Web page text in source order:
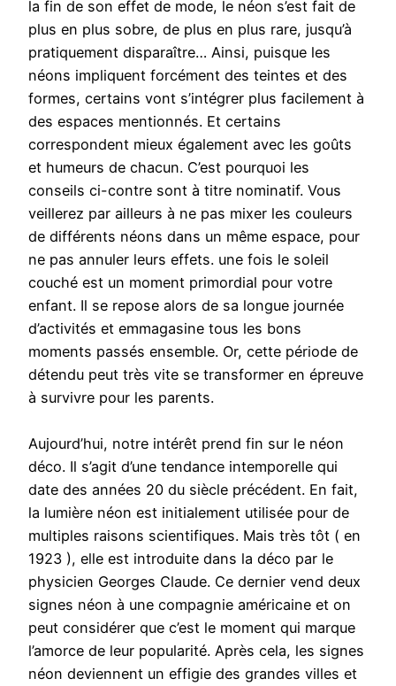
la fin de son effet de mode, le néon s’est fait de
plus en plus sobre, de plus en plus rare, jusqu’à
pratiquement disparaître… Ainsi, puisque les
néons impliquent forcément des teintes et des
formes, certains vont s’intégrer plus facilement à
des espaces mentionnés. Et certains
correspondent mieux également avec les goûts
et humeurs de chacun. C’est pourquoi les
conseils ci-contre sont à titre nominatif. Vous
veillerez par ailleurs à ne pas mixer les couleurs
de différents néons dans un même espace, pour
ne pas annuler leurs effets. une fois le soleil
couché est un moment primordial pour votre
enfant. Il se repose alors de sa longue journée
d’activités et emmagasine tous les bons
moments passés ensemble. Or, cette période de
détendu peut très vite se transformer en épreuve
à survivre pour les parents.
Aujourd’hui, notre intérêt prend fin sur le néon
déco. Il s’agit d’une tendance intemporelle qui
date des années 20 du siècle précédent. En fait,
la lumière néon est initialement utilisée pour de
multiples raisons scientifiques. Mais très tôt ( en
1923 ), elle est introduite dans la déco par le
physicien Georges Claude. Ce dernier vend deux
signes néon à une compagnie américaine et on
peut considérer que c’est le moment qui marque
l’amorce de leur popularité. Après cela, les signes
néon deviennent un effigie des grandes villes et